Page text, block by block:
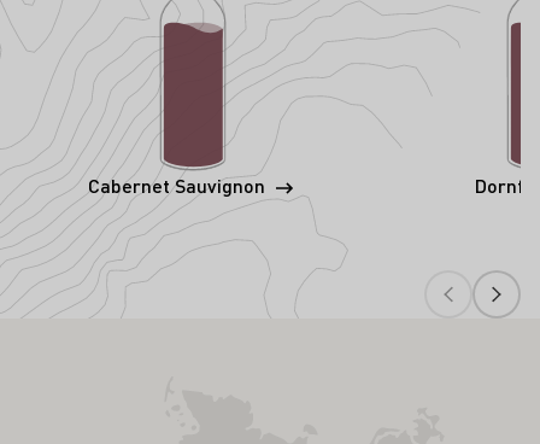
Cabernet Sauvignon